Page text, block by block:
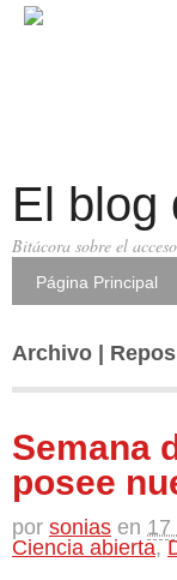
El blog
Bitácora sobre el
Página Principal
Archivo |
Semana
posee
por sonias en 17
Ciencia abierta,